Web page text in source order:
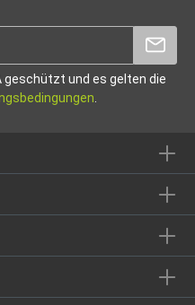
geschützt und es gelten die